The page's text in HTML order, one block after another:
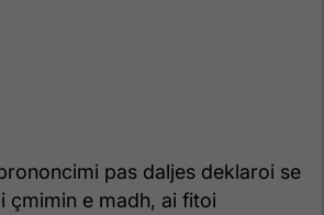
pas daljes deklaroi se
çmimin e madh, ai fitoi